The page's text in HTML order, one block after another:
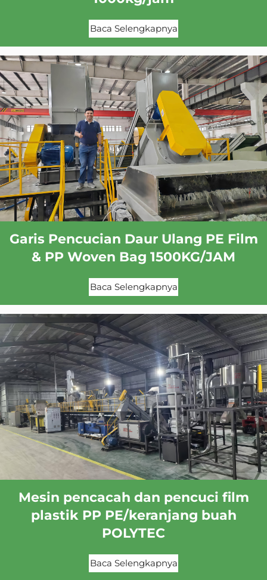
Baca Selengkapnya
Garis Pencucian Daur Ulang PE Film
& PP Woven Bag 1500KG/JAM
Baca Selengkapnya
Mesin pencacah dan pencuci film
plastik PP PE/keranjang buah
POLYTEC
Baca Selengkapnya